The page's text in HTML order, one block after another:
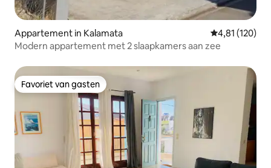
Appartement in Kalamata Gemiddelde
4,81 (120)
Modern appartement met 2 slaapkamers aan zee
Favoriet van gasten
Favoriet van gasten